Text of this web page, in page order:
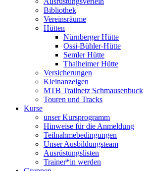
Bibliothek
Vereinsräume
Hütten
Nürnberger Hütte
Ossi-Bühler-Hütte
Semler Hütte
Thalheimer Hütte
Versicherungen
Kleinanzeigen
MTB Trailnetz Schmausenbuck
Touren und Tracks
Kurse
unser Kursprogramm
Hinweise für die Anmeldung
Teilnahmebedingungen
Unser Ausbildungsteam
Ausrüstungslisten
Trainer*in werden